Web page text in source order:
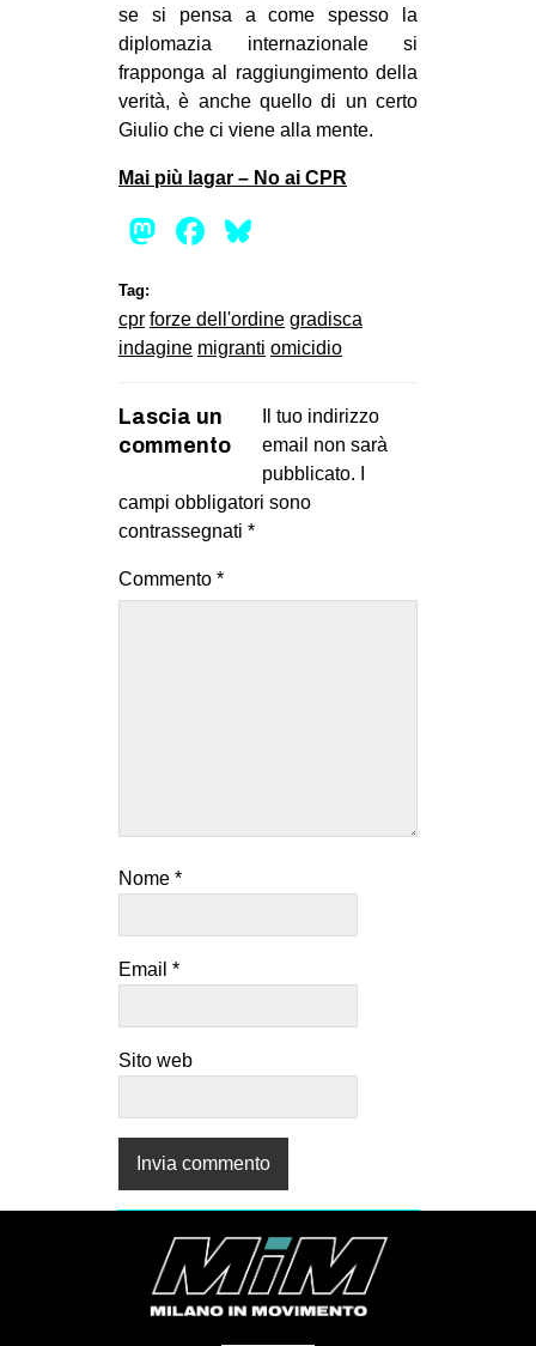
se si pensa a come spesso la
diplomazia internazionale si
frapponga al raggiungimento della
verità, è anche quello di un certo
Giulio che ci viene alla mente.
Mai più lagar – No ai CPR
Mastodon
Facebook
Tag:
cpr forze dell'ordine gradisca
indagine migranti omicidio
Lascia un
commento
Il tuo indirizzo
email non sarà
pubblicato.
campi obbligatori sono
contrassegnati *
Commento *
Nome *
Email *
Sito web